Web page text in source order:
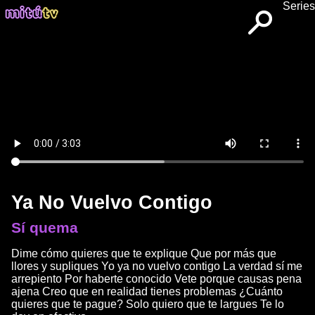
Series
Ya No Vuelvo Contigo
Sí quema
Dime cómo quieres que te explique Que por más que
llores y supliques Yo ya no vuelvo contigo La verdad sí me
arrepiento Por haberte conocido Vete porque causas pena
ajena Creo que en realidad tienes problemas ¿Cuánto
quieres que te pague? Solo quiero que te largues Te lo